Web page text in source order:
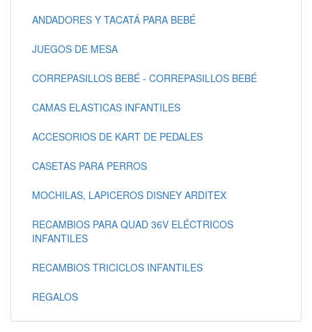
ANDADORES Y TACATÁ PARA BEBÉ
JUEGOS DE MESA
CORREPASILLOS BEBÉ - CORREPASILLOS BEBÉ
CAMAS ELASTICAS INFANTILES
ACCESORIOS DE KART DE PEDALES
CASETAS PARA PERROS
MOCHILAS, LAPICEROS DISNEY ARDITEX
RECAMBIOS PARA QUAD 36V ELÉCTRICOS
INFANTILES
RECAMBIOS TRICICLOS INFANTILES
REGALOS